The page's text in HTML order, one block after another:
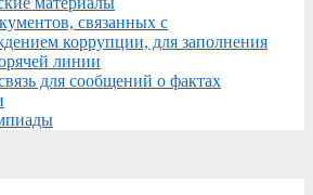
связанных с
коррупции, для заполнения
линии
для сообщений о фактах